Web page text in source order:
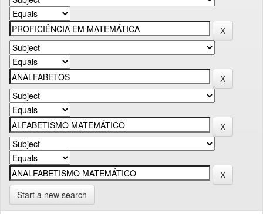
Start a new search